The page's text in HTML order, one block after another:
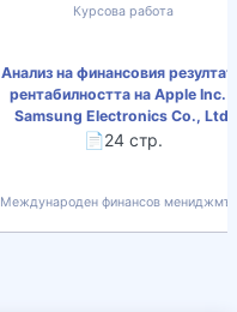
Курсова работа
Анализ на финансовия резултат
рентабилността на Apple Inc. и
Samsung Electronics Co., Ltd.
📄24 стр.
Международен финансов